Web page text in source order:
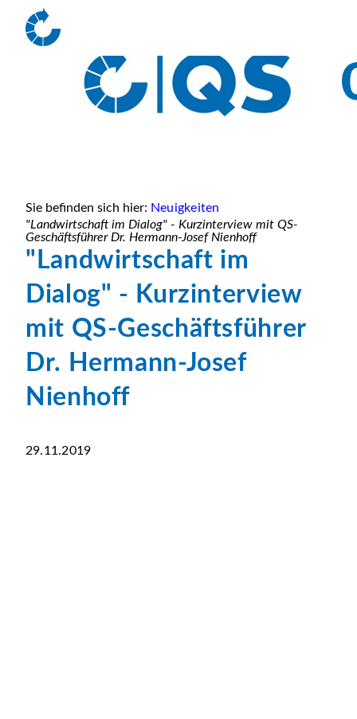
Sie befinden sich hier: Neuigkeiten
"Landwirtschaft im Dialog" - Kurzinterview mit QS-
Geschäftsführer Dr. Hermann-Josef Nienhoff
"Landwirtschaft im
Dialog" - Kurzinterview
mit QS-Geschäftsführer
Dr. Hermann-Josef
Nienhoff
29.11.2019